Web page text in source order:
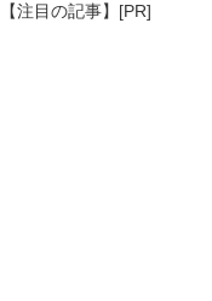
【注目の記事】[PR]